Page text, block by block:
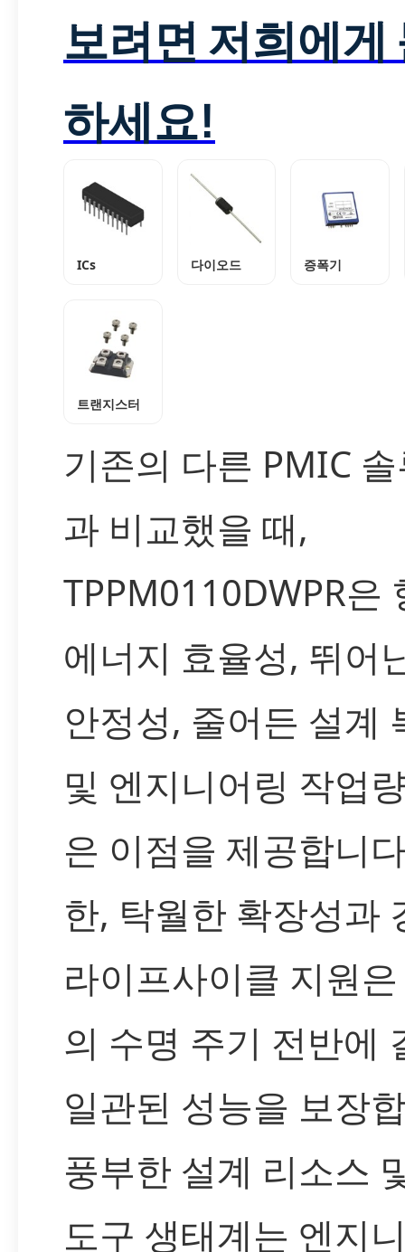
보려면 저희에게
하세요!
ICs 다이오드 증폭기
트랜지스터
기존의 다른 PMIC
과 비교했을 때,
TPPM0110DWPR은
에너지 효율성, 뛰어
안정성, 줄어든 설계
및 엔지니어링 작업
은 이점을 제공합니
한, 탁월한 확장성과
라이프사이클 지원
의 수명 주기 전반에
일관된 성능을 보장
풍부한 설계 리소스
도구 생태계는 엔지